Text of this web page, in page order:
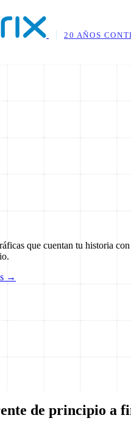
20 AÑOS
que cuentan tu historia
→
de principio a